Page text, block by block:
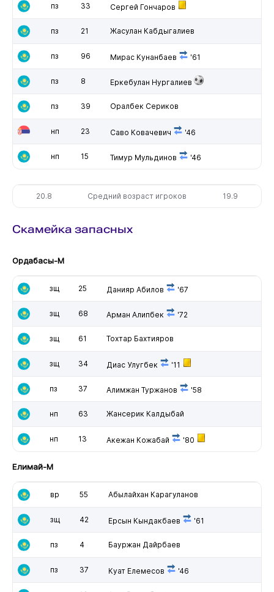
пз 33 Сергей Гончаров
пз 21 Жасулан Кабдыгалиев
пз 96 Мирас Кунанбаев '61
пз 8 Еркебулан Нургалиев
пз 39 Оралбек Сериков
нп 23 Саво Ковачевич '46
нп 15 Тимур Мульдинов '46
20.8 Средний возраст игроков 19.9
Скамейка запасных
Ордабасы-М
зщ 25 Данияр Абилов '67
зщ 68 Арман Алипбек '72
зщ 61 Тохтар Бахтияров
зщ 34 Диас Улугбек '11
пз 37 Алимжан Туржанов '58
нп 63 Жансерик Калдыбай
нп 13 Акежан Кожабай '80
Елимай-М
вр 55 Абылайхан Карагуланов
зщ 42 Ерсын Кындакбаев '61
пз 4 Бауржан Дайрбаев
пз 37 Куат Елемесов '46